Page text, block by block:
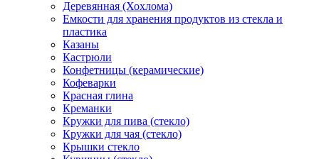
Деревянная (Хохлома)
Емкости для хранения продуктов из стекла и
пластика
Казаны
Кастрюли
Конфетницы (керамические)
Кофеварки
Красная глина
Креманки
Кружки для пива (стекло)
Кружки для чая (стекло)
Крышки стекло